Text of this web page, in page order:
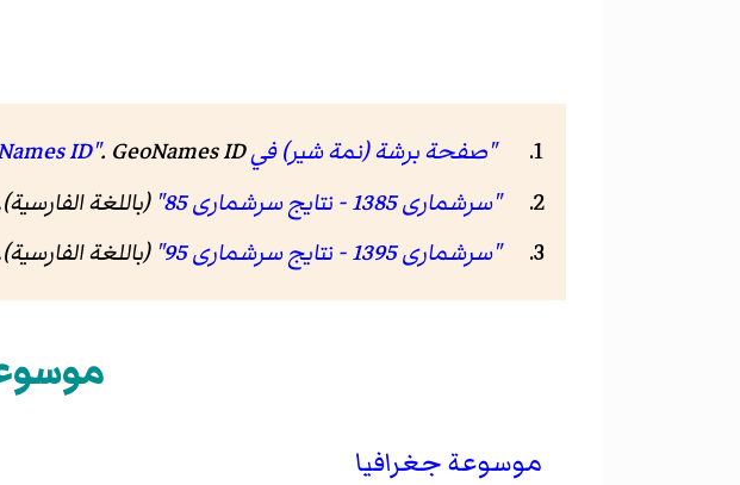
"صفحة برشة (نمة شير) في GeoNames ID" . GeoNames ID
"سرشماری 1385 - نتایج سرشماری 85"
(باللغة
"سرشماری 1395 - نتایج سرشماری 95"
(باللغة
موسوعة جغرافيا